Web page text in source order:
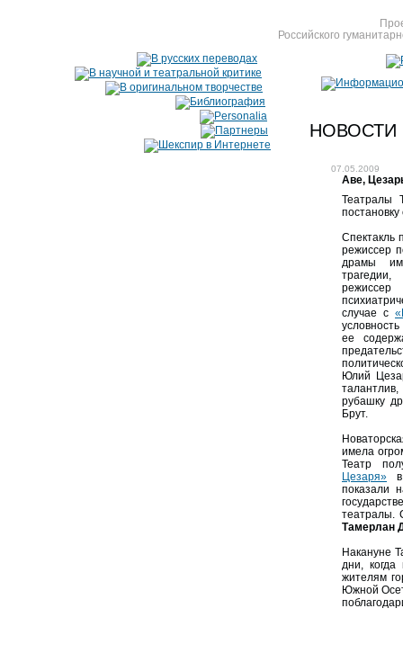
Российского
НОВОСТИ
07.05.2009
Аве,
Театралы
Спектакль
режиссер
драмы
случае с
ее
Юлий
рубашку
Брут.
имела
Театр
Цезаря» в
показали
театралы.
Тамерлан
Накануне
дни,
жителям
Южной